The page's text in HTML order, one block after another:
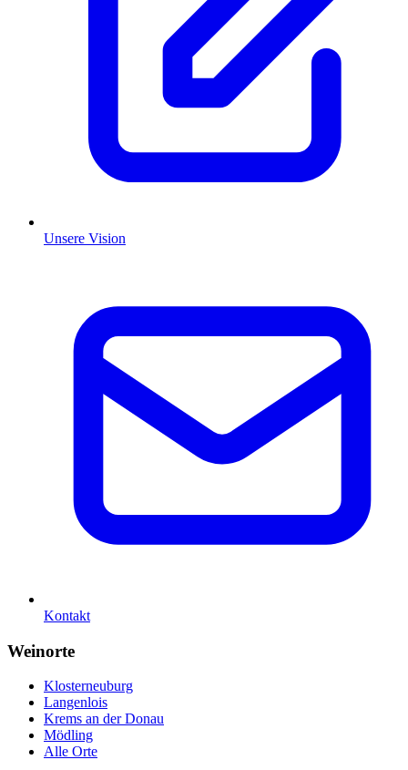
Unsere Vision
Kontakt
Weinorte
Klosterneuburg
Langenlois
Krems an der Donau
Mödling
Alle Orte